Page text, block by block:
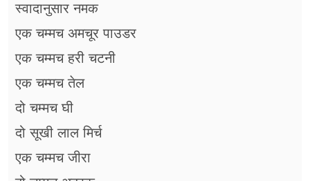
स्वादानुसार नमक
एक चम्मच अमचूर पाउडर
एक चम्मच हरी चटनी
एक चम्मच तेल
दो चम्मच घी
दो सूखी लाल मिर्च
एक चम्मच जीरा